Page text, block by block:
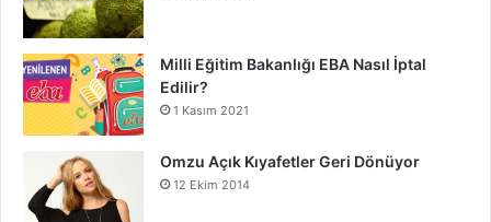
Milli Eğitim Bakanlığı EBA Nasıl İptal
Edilir?
1 Kasım 2021
Omzu Açık Kıyafetler Geri Dönüyor
12 Ekim 2014